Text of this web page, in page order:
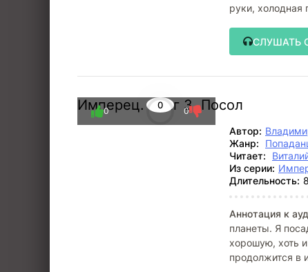
руки, холодная
СЛУШАТЬ
Имперец. Ранг 3. Посол
0
0 0
Автор:
Жанр:
Читает:
Из серии:
Длительность:
Аннотация к
планеты. Я
хорошую, хоть
продолжится в